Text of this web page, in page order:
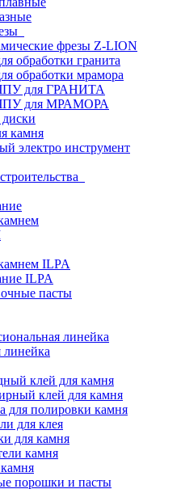
фрезы Z-LION
обработки гранита
обработки мрамора
для ГРАНИТА
для МРАМОРА
камня
электро инструмент
ILPA
ILPA
пасты
линейка
линейка
клей для камня
клей для камня
для полировки камня
для клея
для камня
камня
порошки и пасты